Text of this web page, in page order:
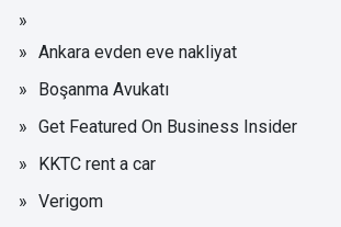
Ankara evden eve nakliyat
Boşanma Avukatı
Get Featured On Business Insider
KKTC rent a car
Verigom